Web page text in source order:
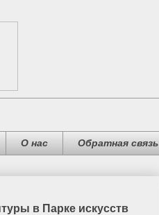
О нас Обратная связь
в Парке искусств